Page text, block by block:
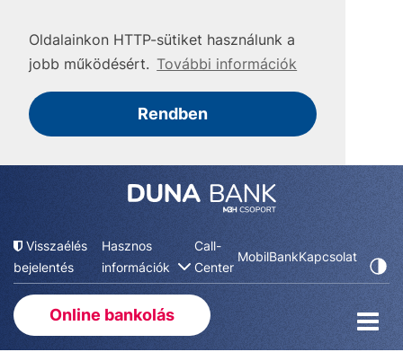
Oldalainkon HTTP-sütiket használunk a
jobb működésért. További információk
Rendben
Visszaélés
bejelentés
Hasznos
információk
Call-
Center
MobilBankKapcsolat
Online bankolás